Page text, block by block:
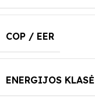
COP / EER
ENERGIJOS KLASĖ